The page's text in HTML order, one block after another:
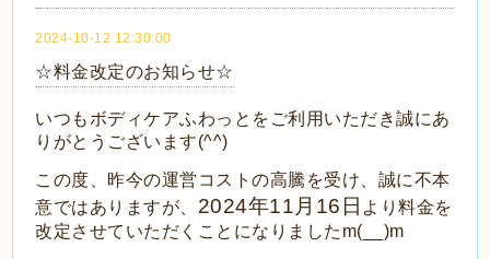
2024-10-12 12:30:00
☆料金改定のお知らせ☆
いつもボディケアふわっとをご利用いただき誠にあ
りがとうございます(^^)
この度、昨今の運営コストの高騰を受け、誠に不本
意ではありますが、 2024年11 月 16 日 より料金を
改定させていただくことになりましたm(__)m